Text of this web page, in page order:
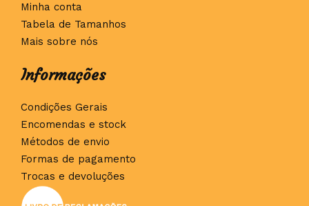
Minha conta
Tabela de Tamanhos
Mais sobre nós
Informações
Condições Gerais
Encomendas e stock
Métodos de envio
Formas de pagamento
Trocas e devoluções